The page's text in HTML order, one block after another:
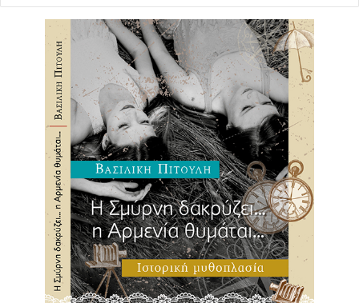
Για εισιτήρια πατήστεΕΔΩ
Συντελεστές
Ερμηνεύουν Σαβίνα Γιαννάτουφωνή, Λάμια
Μπεντίουιφωνή
, Primavera en Salonico: Κώστας
Βόμβολος
κανονάκι, ακορντεόν, ενορχήστρωση,
Μιχάλης Σιγανίδηςκοντραμπάσο,Κυριάκος
Γκουβέντας
βιολί, Χάρης Λαμπράκηςνέι, Γιάννης
Αλεξανδρήςούτι, κιθάρα , Κώστας Θεοδώρουκρουστά,
waterphone
Βίντεο animationLokey
Ηχητικό τοπίο εικονικής πραγματικότηταςΚατερίνα